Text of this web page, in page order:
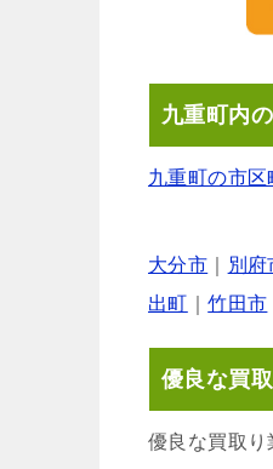
九重町内
九重町の市区
大分市 別府
出町 ｜竹田市
優良な買
優良な買取